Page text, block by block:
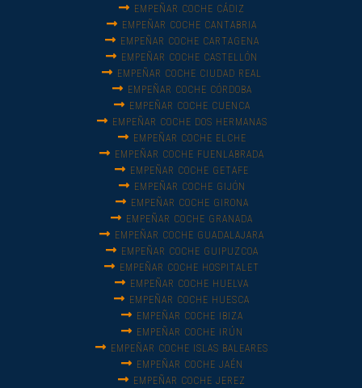
EMPEÑAR COCHE CÁDIZ
EMPEÑAR COCHE CANTABRIA
EMPEÑAR COCHE CARTAGENA
EMPEÑAR COCHE CASTELLÓN
EMPEÑAR COCHE CIUDAD REAL
EMPEÑAR COCHE CÓRDOBA
EMPEÑAR COCHE CUENCA
EMPEÑAR COCHE DOS HERMANAS
EMPEÑAR COCHE ELCHE
EMPEÑAR COCHE FUENLABRADA
EMPEÑAR COCHE GETAFE
EMPEÑAR COCHE GIJÓN
EMPEÑAR COCHE GIRONA
EMPEÑAR COCHE GRANADA
EMPEÑAR COCHE GUADALAJARA
EMPEÑAR COCHE GUIPUZCOA
EMPEÑAR COCHE HOSPITALET
EMPEÑAR COCHE HUELVA
EMPEÑAR COCHE HUESCA
EMPEÑAR COCHE IBIZA
EMPEÑAR COCHE IRÚN
EMPEÑAR COCHE ISLAS BALEARES
EMPEÑAR COCHE JAÉN
EMPEÑAR COCHE JEREZ